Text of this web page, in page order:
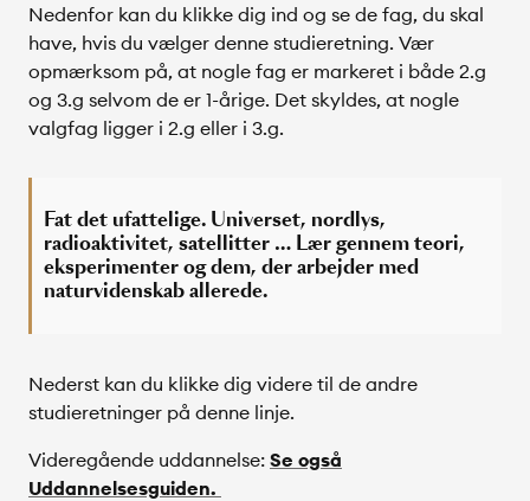
Nedenfor kan du klikke dig ind og se de fag, du skal
have, hvis du vælger denne studieretning. Vær
opmærksom på, at nogle fag er markeret i både 2.g
og 3.g selvom de er 1-årige. Det skyldes, at nogle
valgfag ligger i 2.g eller i 3.g.
Fat det ufattelige. Universet, nordlys,
radioaktivitet, satellitter … Lær gennem teori,
eksperimenter og dem, der arbejder med
naturvidenskab allerede.
Nederst kan du klikke dig videre til de andre
studieretninger på denne linje.
Videregående uddannelse: Se også
Uddannelsesguiden.